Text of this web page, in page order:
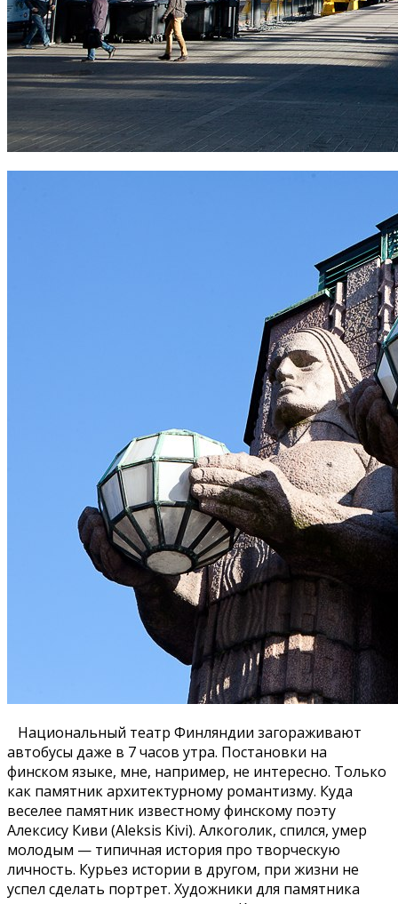
Национальный театр Финляндии загораживают
автобусы даже в 7 часов утра. Постановки на
финском языке, мне, например, не интересно. Только
как памятник архитектурному романтизму. Куда
веселее памятник известному финскому поэту
Алексису Киви (Aleksis Kivi). Алкоголик, спился, умер
молодым — типичная история про творческую
личность. Курьез истории в другом, при жизни не
успел сделать портрет. Художники для памятника